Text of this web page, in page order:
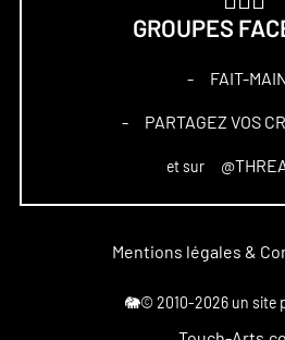
GROUPES
– FAIT-
– PARTAGEZ VOS
et sur
Mentions légales &
🐘© 2010-2026 un site